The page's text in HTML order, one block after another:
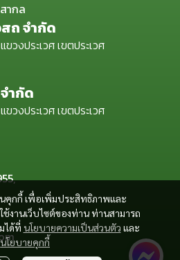
นคุกกี้ เพื่อเพิ่มประสิทธิภาพและ
งานเว็บไซต์ของท่าน ท่านสามารถ
ได้ที่ นโยบายความเป็นส่วนตัว และ
นโยบายคุกกี้
ากล
ถ จำกัด
วงประเวศ เขตประเวศ
ำกัด
วงประเวศ เขตประเวศ